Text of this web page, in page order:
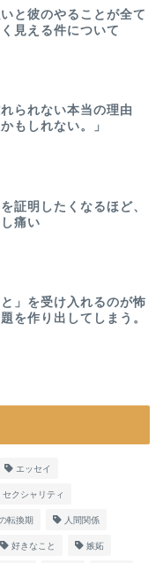
と彼のやることが全て
見える件について
れられない本当の理由
もしれない。」
を証明したくなるほど、
痛い
と」を受け入れるのが怖
を作り出してしまう。
エッセイ
セクシャリティ
転換期 人間関係
好きなこと 嫉妬